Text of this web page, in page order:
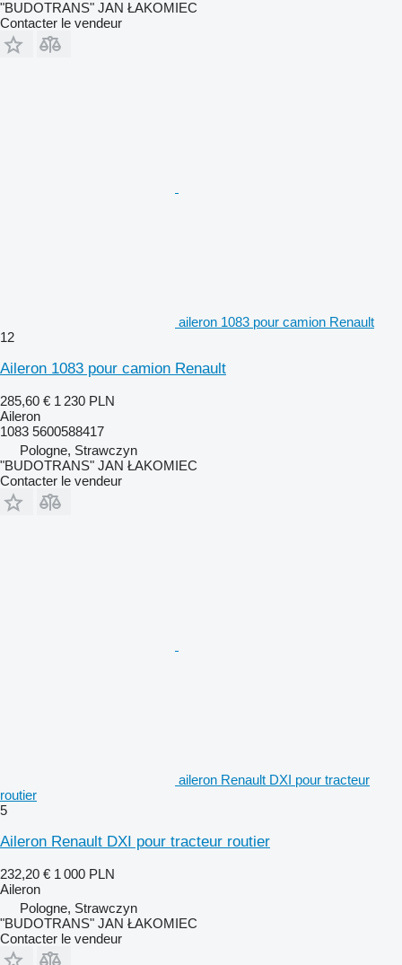
"BUDOTRANS" JAN ŁAKOMIEC
Contacter le vendeur
aileron 1083 pour camion Renault
12
Aileron 1083 pour camion Renault
285,60 € 1 230 PLN
Aileron
1083 5600588417
Pologne, Strawczyn
"BUDOTRANS" JAN ŁAKOMIEC
Contacter le vendeur
aileron Renault DXI pour tracteur
routier
5
Aileron Renault DXI pour tracteur routier
232,20 € 1 000 PLN
Aileron
Pologne, Strawczyn
"BUDOTRANS" JAN ŁAKOMIEC
Contacter le vendeur